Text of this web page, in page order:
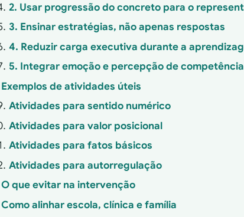
2. Usar progressão do concreto para o
3. Ensinar estratégias, não apenas respostas
4. Reduzir carga executiva durante a
5. Integrar emoção e percepção de competência
Exemplos de atividades úteis
Atividades para sentido numérico
Atividades para valor posicional
Atividades para fatos básicos
Atividades para autorregulação
O que evitar na intervenção
Como alinhar escola, clínica e família